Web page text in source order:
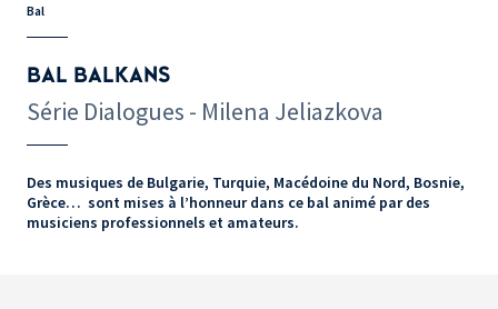
Bal
BAL BALKANS
Série Dialogues - Milena Jeliazkova
Des musiques de Bulgarie, Turquie, Macédoine du Nord, Bosnie,
Grèce… sont mises à l’honneur dans ce bal animé par des
musiciens professionnels et amateurs.